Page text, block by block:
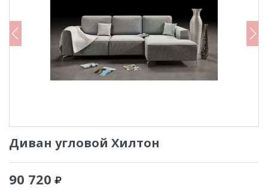
Диван угловой Хилтон
90 720